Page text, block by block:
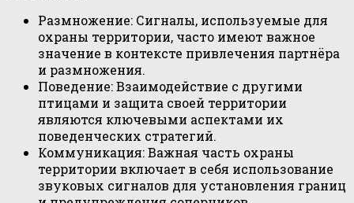
Размножение: Сигналы, используемые для
охраны территории, часто имеют важное
значение в контексте привлечения партнёра
и размножения.
Поведение: Взаимодействие с другими
птицами и защита своей территории
являются ключевыми аспектами их
поведенческих стратегий.
Коммуникация: Важная часть охраны
территории включает в себя использование
звуковых сигналов для установления границ